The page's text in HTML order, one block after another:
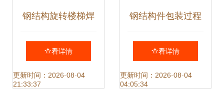
钢结构旋转楼梯焊
接工艺与技术规范
详解
查看详情
更新时间：2026-08-04
21:33:37
钢结构件包装过程
中应注意的关键事
项
查看详情
更新时间：2026-08-04
04:05:34